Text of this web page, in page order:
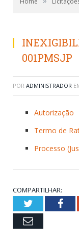
001PMSJP
POR ADMINISTRADOR
Autorização
Termo de
Processo
COMPARTILHAR:
Twitter
Email